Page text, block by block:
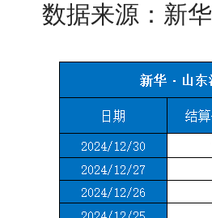
数据来源：新